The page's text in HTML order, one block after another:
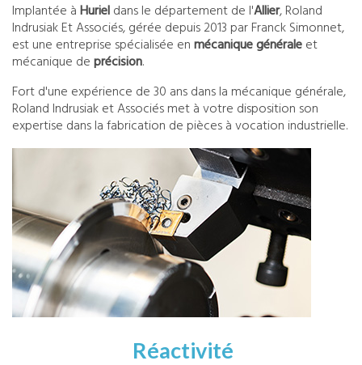
Implantée àHurieldans le département de l'Allier, Roland
Indrusiak Et Associés, gérée depuis 2013 par Franck Simonnet,
est une entreprise spécialisée enmécanique généraleet
mécanique deprécision.
Fort d'une expérience de 30 ans dans la mécanique générale,
Roland Indrusiak et Associés met à votre disposition son
expertise dans la fabrication de pièces à vocation industrielle.
Réactivité